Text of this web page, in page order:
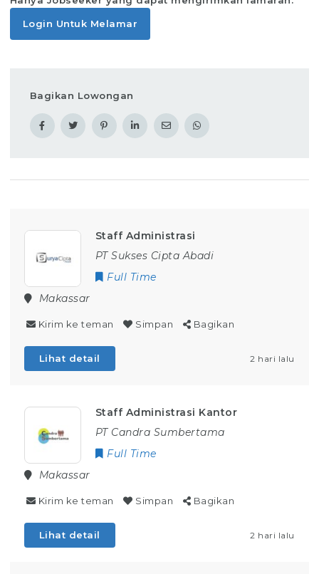
Login Untuk Melamar
Bagikan Lowongan
Staff Administrasi
PT Sukses Cipta Abadi
Full Time
Makassar
Kirim ke teman Simpan Bagikan
Lihat detail 2 hari lalu
Staff Administrasi Kantor
PT Candra Sumbertama
Full Time
Makassar
Kirim ke teman Simpan Bagikan
Lihat detail 2 hari lalu